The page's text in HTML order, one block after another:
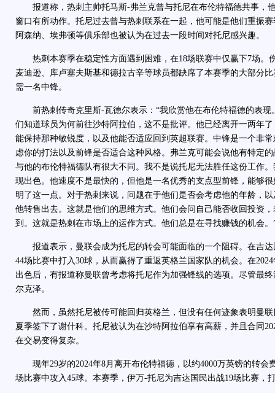
报道称，热刺主帅托马斯-弗兰克曾与托尼在布伦特福德共事，
窗口有所动作。托尼过去曾与热刺联系在一起，他可能是他们重振
阿森纳、埃弗顿等俱乐部也被认为在过去一段时间对托尼感兴趣。
热刺本赛季在稳定性方面遇到困难，在18场联赛中仅赢下7场。
麦迪逊、库卢塞夫斯基和德拉古辛等球员都缺席了本赛季的大部分
需一名中锋。
前热刺传奇克里斯-瓦德尔表示：“我欣赏他在布伦特福德的表现
们知道球员为何前往沙特阿拉伯，这不是批评。他已经离开一两年
能保持那种敏锐度，以及他能否适应回到英超联赛。中锋是一个非
虑你的打法以及前锋是否适合这种风格。弗兰克可能会说他有特定
与他的布伦特福德队有很大不同。我不是说托尼无法胜任这份工作
现出色。他速度不是最快的，但他是一名优秀的支点型前锋，能够
明了这一点。对于热刺来说，问题在于他们是否会考虑他的年龄，
他转售出去。这就是他们的思维方式。他们会问自己能否收回投资
到。这就是热刺在市场上的运作方式。他们总是在寻找赚钱的机会。
报道表示，曼联会成为托尼的转会可能面临的一个阻碍。在吉达
44场比赛中打入30球，从而赢得了重返英格兰国家队的机会。在
出色后，有报道称曼联曾考虑将托尼作为加强锋线的选项。尽管最
尔克泽。
然而，虽然托尼被传可能回归英格兰，但没有任何迹象表明曼联
夏季签下了谢什科。托尼被认为在沙特阿拉伯享有高薪，并且合同
在交易变得复杂。
现年29岁的2024年8月离开布伦特福德，以约4000万英镑的转会
场比赛中攻入45球。本赛季，伊万-托尼为吉达国民出战19场比赛，